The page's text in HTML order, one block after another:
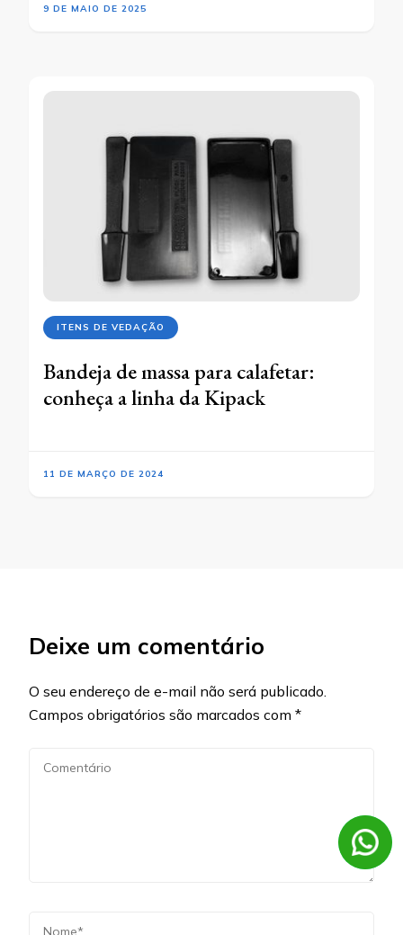
9 DE MAIO DE 2025
ITENS DE VEDAÇÃO
Bandeja de massa para calafetar:
conheça a linha da Kipack
11 DE MARÇO DE 2024
Deixe um comentário
O seu endereço de e-mail não será publicado.
Campos obrigatórios são marcados com *